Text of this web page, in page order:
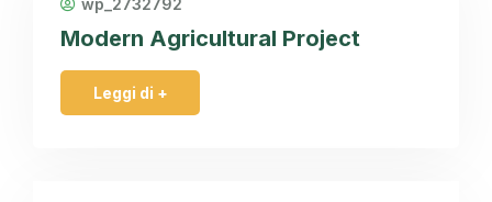
Modern Agricultural Project
Leggi di +